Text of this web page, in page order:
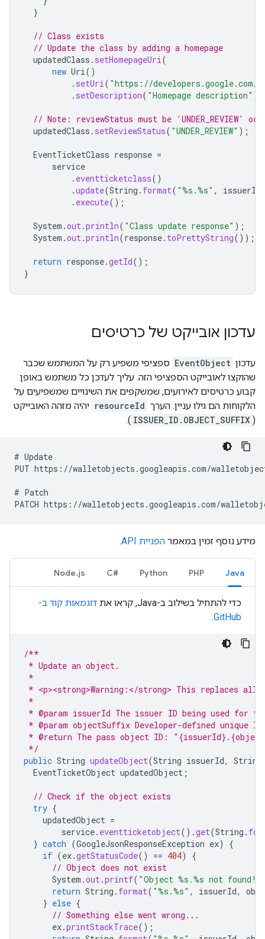
}
// Class exists
// Update the class by adding a homepage
updatedClass . setHomepageUri(
new Uri()
. setUri( "https://developers.google.com/
. setDescription( "Homepage description"
// Note: reviewStatus must be 'UNDER_REVIEW'
updatedClass . setReviewStatus( "UNDER_REVIEW" );
EventTicketClass response =
service
. eventticketclass()
.update(String . format( "%s.%s" , issuerId
. execute();
System .out.println( "Class update response" );
System .out.println(response. toPrettyString());
return response.getId();
}
עדכון אובייקט של כרטיסים
עדכון EventObject ספציפי משפיע רק על המשתמש שכבר
שהוקצו לאובייקט הספציפי הזה. עליך לעדכן כל משתמש באופן
קבוע כרטיסים לאירועים, שמשקפים את השינויים שמשפיעים על
הלקוחות הם גילו עניין. הערך resourceId יהיה מזהה האובייקט
(
ISSUER_ID.OBJECT_SUFFIX
).
# Update
PUT https://walletobjects.googleapis.com/
# Patch
מידע נוסף זמין במאמר הפניית API .
Java
PHP
Python
C#‎
Node.js
כדי להתחיל בשילוב ב-Java, קראו את
דוגמאות קוד ב-
GitHub
.
/**
* Update an object.
*
* <p><strong>Warning:</strong> This replaces
*
* @param issuerId The issuer ID being used for
* @param objectSuffix Developer-defined unique
* @return The pass object ID:
*/
public String updateObject(String issuerId,
String
EventTicketObject updatedObject ;
// Check if the object exists
try {
updatedObject =
service. eventticketobject().get(String .
} catch (GoogleJsonResponseException ex)
{
if (ex.getStatusCode() == 404)
{
// Object does not exist
System .out.printf( "Object %s.%s not
return String . format( "%s.%s" , issuerId,
} else {
// Something else went wrong...
ex.printStackTrace();